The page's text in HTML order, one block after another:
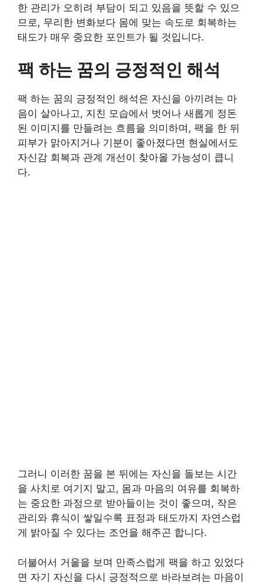
한 관리가 오히려 부담이 되고 있음을 뜻할 수 있으
므로, 무리한 변화보다 몸에 맞는 속도로 회복하는
태도가 매우 중요한 포인트가 될 것입니다.
팩 하는 꿈의 긍정적인 해석
팩 하는 꿈의 긍정적인 해석은 자신을 아끼려는 마
음이 살아나고, 지친 모습에서 벗어나 새롭게 정돈
된 이미지를 만들려는 흐름을 의미하며, 팩을 한 뒤
피부가 맑아지거나 기분이 좋아졌다면 현실에서도
자신감 회복과 관계 개선이 찾아올 가능성이 큽니
다.
그러니 이러한 꿈을 본 뒤에는 자신을 돌보는 시간
을 사치로 여기지 말고, 몸과 마음의 여유를 회복하
는 중요한 과정으로 받아들이는 것이 좋으며, 작은
관리와 휴식이 쌓일수록 표정과 태도까지 자연스럽
게 밝아질 수 있다는 조언을 해주곤 합니다.
더불어서 거울을 보며 만족스럽게 팩을 하고 있었다
면 자기 자신을 다시 긍정적으로 바라보려는 마음이